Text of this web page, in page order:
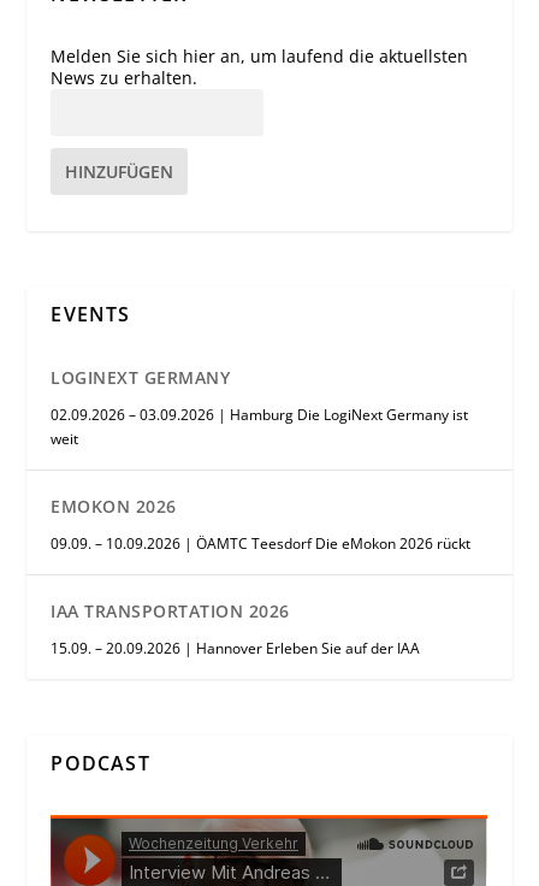
Melden Sie sich hier an, um laufend die aktuellsten
News zu erhalten.
HINZUFÜGEN
EVENTS
LOGINEXT GERMANY
02.09.2026 – 03.09.2026 | Hamburg Die LogiNext Germany ist
weit
EMOKON 2026
09.09. – 10.09.2026 | ÖAMTC Teesdorf Die eMokon 2026 rückt
IAA TRANSPORTATION 2026
15.09. – 20.09.2026 | Hannover Erleben Sie auf der IAA
PODCAST